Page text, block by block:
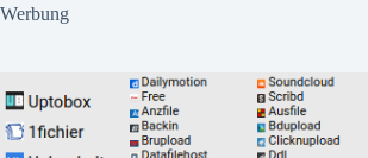
Werbung